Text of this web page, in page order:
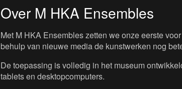
Over M HKA Ensembles
Met M HKA Ensembles zetten we onze eerste
behulp van nieuwe media de kunstwerken nog
De toepassing is volledig in het museum
tablets en desktopcomputers.